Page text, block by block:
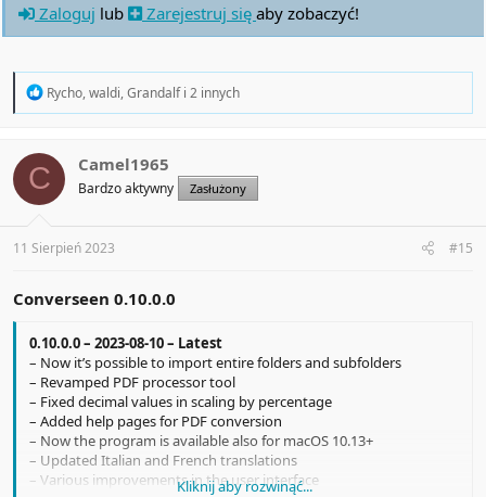
Zaloguj lub Zarejestruj się aby zobaczyć!
R
t
i
s
:
Rycho,waldi,Grandalfi 2 innych
C Camel1965
Bardzo aktywny Zasłużony
11 Sierpień 2023 #15
Converseen 0.10.0.0
0.10.0.0 – 2023-08-10 – Latest
– Now it’s possible to import entire folders and subfolders
– Revamped PDF processor tool
– Fixed decimal values in scaling by percentage
– Added help pages for PDF conversion
– Now the program is available also for macOS 10.13+
– Updated Italian and French translations
– Various improvements in the user interface
Kliknij aby rozwinąć...